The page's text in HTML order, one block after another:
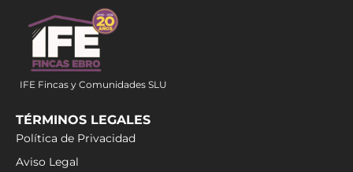
IFE Fincas y Comunidades SLU
TÉRMINOS LEGALES
Política de Privacidad
Aviso Legal